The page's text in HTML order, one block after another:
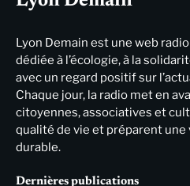
Lyon Demain est une web
dédiée à l’écologie, à la
avec un regard positif sur
Chaque jour, la radio met en
citoyennes, associatives et
qualité de vie et préparent
durable.
Dernières publications